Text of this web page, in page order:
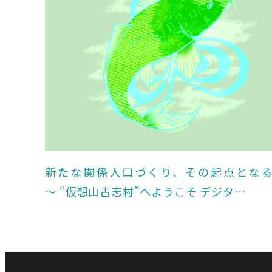
新たな関係人口づくり、その起点とな
～ “仮想山古志村”へようこそ デジタ…